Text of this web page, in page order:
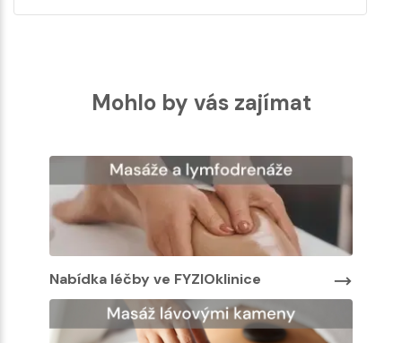
Mohlo by vás zajímat
Nabídka léčby ve FYZIOklinice